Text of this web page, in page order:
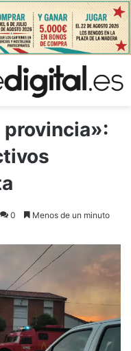
provincia»:
0 Menos de un minuto